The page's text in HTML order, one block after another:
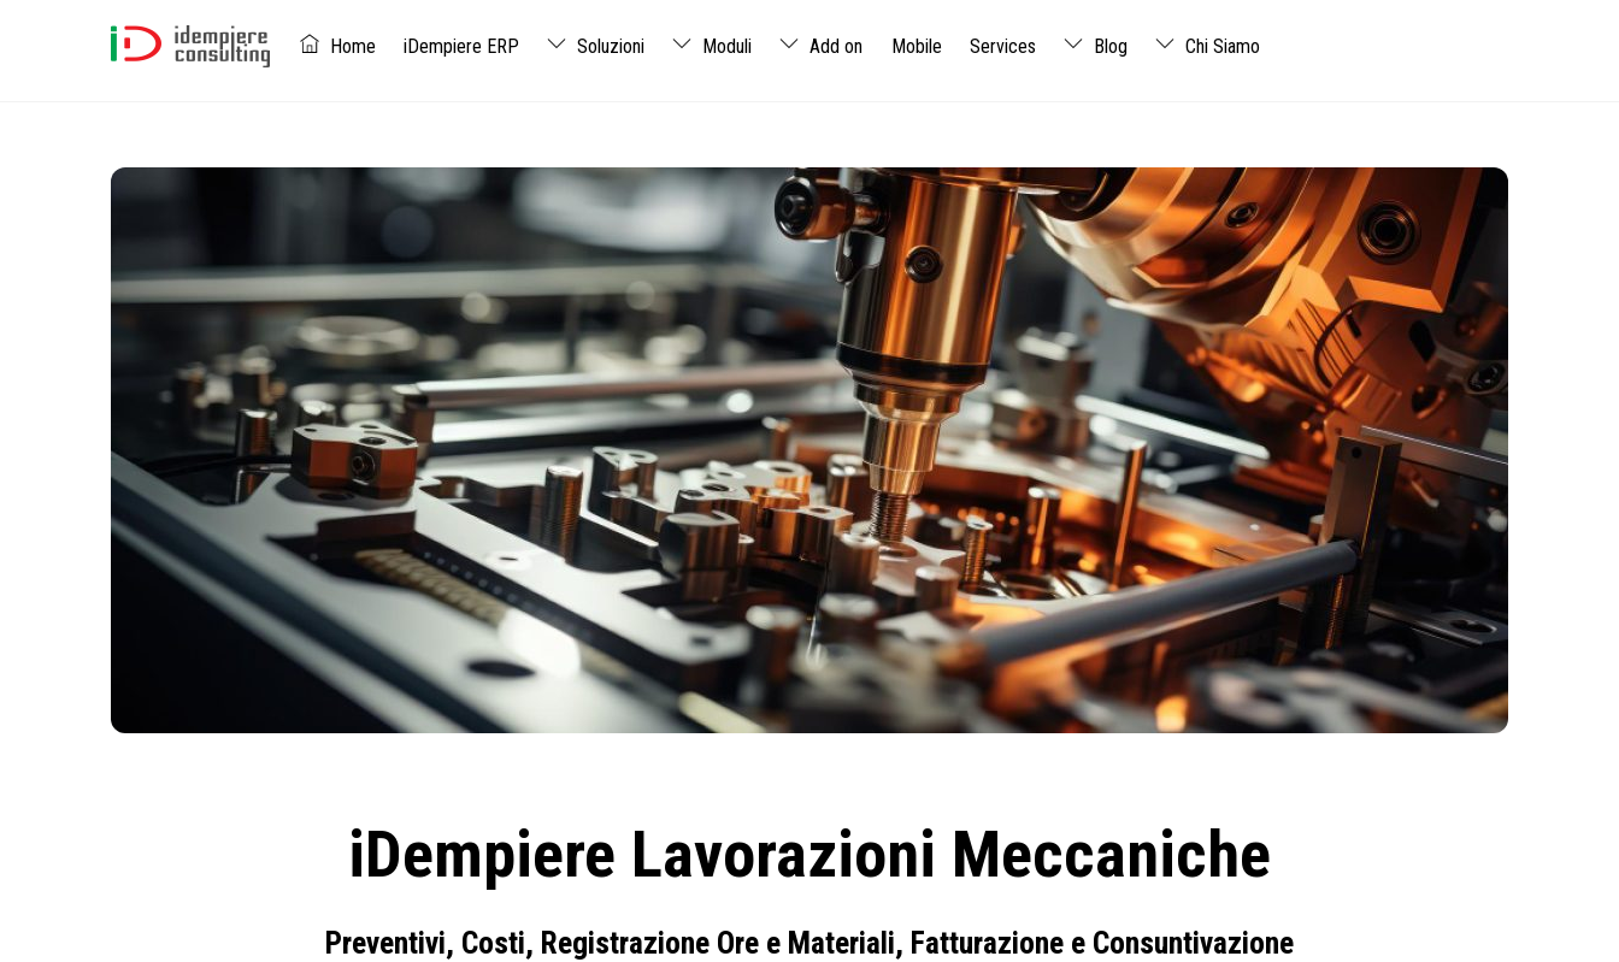
Home iDempiere ERP Soluzioni Moduli Add on Mobile Services Blog Chi Siamo
iDempiere Lavorazioni Meccaniche
Preventivi, Costi, Registrazione Ore e Materiali, Fatturazione e Consuntivazione